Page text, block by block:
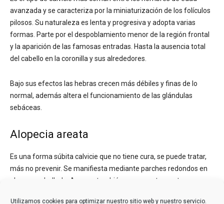
Utilizamos cookies para optimizar nuestro sitio web y nuestro servicio.
avanzada y se caracteriza por la miniaturización de los folículos
pilosos. Su naturaleza es lenta y progresiva y adopta varias
formas. Parte por el despoblamiento menor de la región frontal
y la aparición de las famosas entradas. Hasta la ausencia total
del cabello en la coronilla y sus alrededores.
Bajo sus efectos las hebras crecen más débiles y finas de lo
normal, además altera el funcionamiento de las glándulas
sebáceas.
Alopecia areata
Es una forma súbita calvicie que no tiene cura, se puede tratar,
más no prevenir. Se manifiesta mediante parches redondos en
el cuero cabelludo. Aunque también se presenta en otras zonas